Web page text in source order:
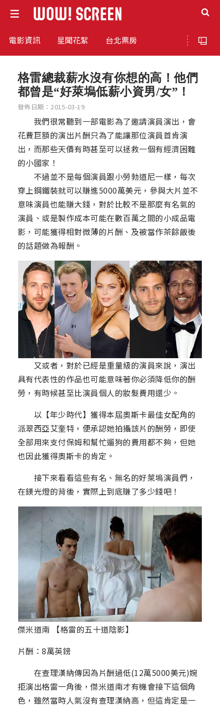
電影資訊 星聞花絮 台北票房
格雷總裁薪水沒有你想的高！他們
都曾是“好萊塢低薪小資男/女”！
發佈日期：2015-03-19
我們很常聽到一部電影為了邀請演員演出，會
花費巨額的演出片酬只為了能讓那位演員首肯演
出，而那些天價有時甚至可以拯救一個有經濟困難
的小國家！
不過並不是每個演員跟小勞勃道尼一樣，每次
穿上鋼鐵裝就可以賺進5000萬美元，參與大片並不
意味演員也能賺大錢，對於比較不是那麼有名氣的
演員、或是製作成本可能在數百萬之間的小成品電
影，可能獲得相對微薄的片酬、及被當作茶餘飯後
的話題做為報酬。
又或者，對於已經是重量級的演員來說，演出
具有代表性的作品也可能意味著你必須降低你的酬
勞，有時候甚至比演員個人的妝髮費用還少。
以【年少時代】獲得本屆奧斯卡最佳女配角的
派翠西亞艾奎特，便承認她拍攝該片的酬勞，即使
全部用來支付保姆和幫忙遛狗的費用都不夠，但她
也因此獲得奧斯卡的肯定。
接下來看看這些有名、無名的好萊塢演員們，
在鎂光燈的背後，實際上到底賺了多少錢吧！
傑米道南 【格雷的五十道陰影】
片酬：8萬英鎊
在查理漢納傳因為片酬過低(12萬5000美元)婉
拒演出格雷一角後，傑米道南才有機會接下這個角
色，雖然當時人氣沒有查理漢納高，但這肯定是一